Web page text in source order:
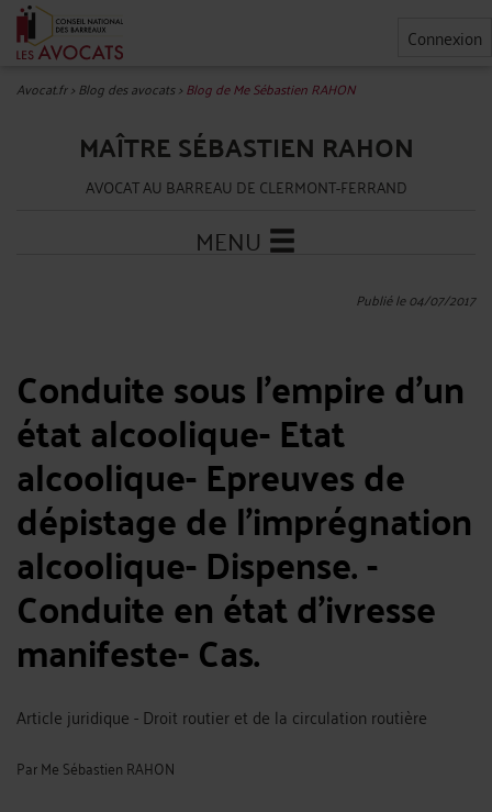
Connexion
Avocat.fr>Blog des avocats>Blog de Me Sébastien RAHON
MAÎTRE SÉBASTIEN RAHON
AVOCAT AU BARREAU DE CLERMONT-FERRAND
MENU
Publié le 04/07/2017
Conduite sous l’empire d’un
état alcoolique- Etat
alcoolique- Epreuves de
dépistage de l’imprégnation
alcoolique- Dispense. -
Conduite en état d’ivresse
manifeste- Cas.
Article juridique - Droit routier et de la circulation routière
ParMe Sébastien RAHON